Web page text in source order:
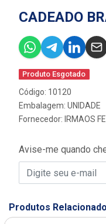
CADEADO
Produto Esgotado
Código: 10120
Embalagem: UNIDADE
Fornecedor: IRMAOS
Avise-me quando
Produtos